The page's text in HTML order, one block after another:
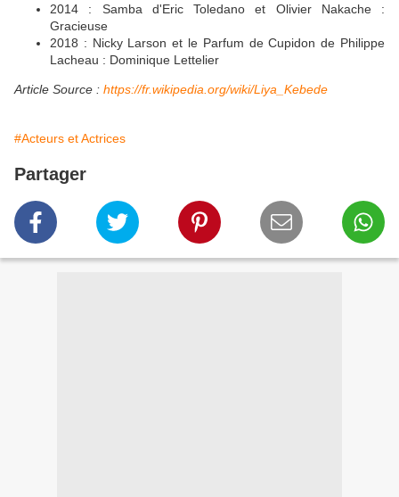
2014 : Samba d'Eric Toledano et Olivier Nakache :
Gracieuse
2018 : Nicky Larson et le Parfum de Cupidon de Philippe
Lacheau : Dominique Lettelier
Article Source : https://fr.wikipedia.org/wiki/Liya_Kebede
#Acteurs et Actrices
Partager